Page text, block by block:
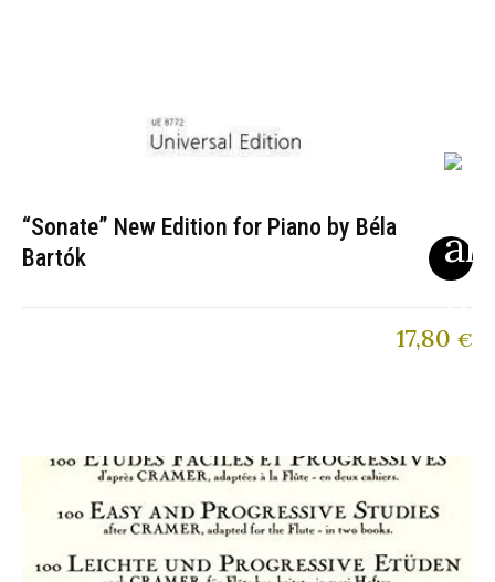
“Sonate” New Edition for Piano by Béla
Bartók
17,80 €